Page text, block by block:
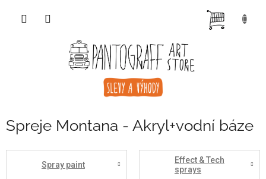
Spreje Montana - Akryl+vodní báze
Spray paint
Effect & Tech
sprays